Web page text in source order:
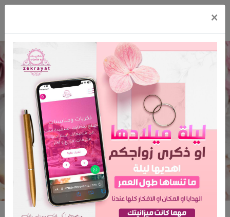
مؤسسة برايدز سمايل للتصوير
النسائي
الرئيسية مؤسسة برايدز سمايل للتصوير النسائي
×